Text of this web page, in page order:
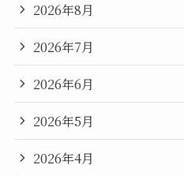
2026年8月
2026年7月
2026年6月
2026年5月
2026年4月